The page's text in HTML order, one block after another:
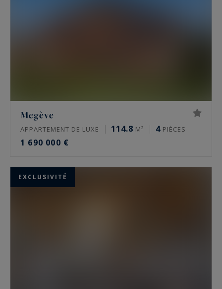
Megève
APPARTEMENT DE LUXE 114.8 M² 4 PIÈCES
1 690 000 €
EXCLUSIVITÉ